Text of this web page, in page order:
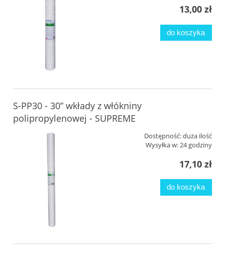
13,00 zł
do koszyka
S-PP30 - 30” wkłady z włókniny
polipropylenowej - SUPREME
Dostępność:duża ilość
Wysyłka w:24 godziny
17,10 zł
do koszyka